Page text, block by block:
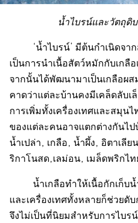
น้ำไบรน์และวัตถุดิ
‘น้ำไบรน์’ มีต้นกำเนิดจาก
เป็นการนำเนื้อสัตว์หมักกับเกลื
จากนั้นได้พัฒนามาเป็นเกลือผ
คาดว่าแต่ละบ้านคงมีเคล็ดลับเ
การเพิ่มทั้งเครื่องเทศและสมุน
ของแต่ละคนอาจแตกต่างกันไ
น้ำเปล่า, เกลือ, น้ำผึ้ง, อิตาเลี
ริกาโนสด,เลม่อน, เมล็ดพริกไท
น้ำเกลือทำให้เนื้อกักเก็บน้
และเครื่องเทศทั้งหลายก็ช่วยดั
จึงไม่เป็นที่นิยมสำหรับการไบร